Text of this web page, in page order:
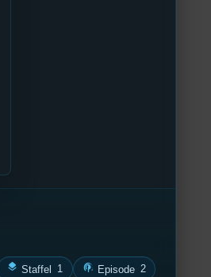
layers Staffel 1 podcasts Episode 2